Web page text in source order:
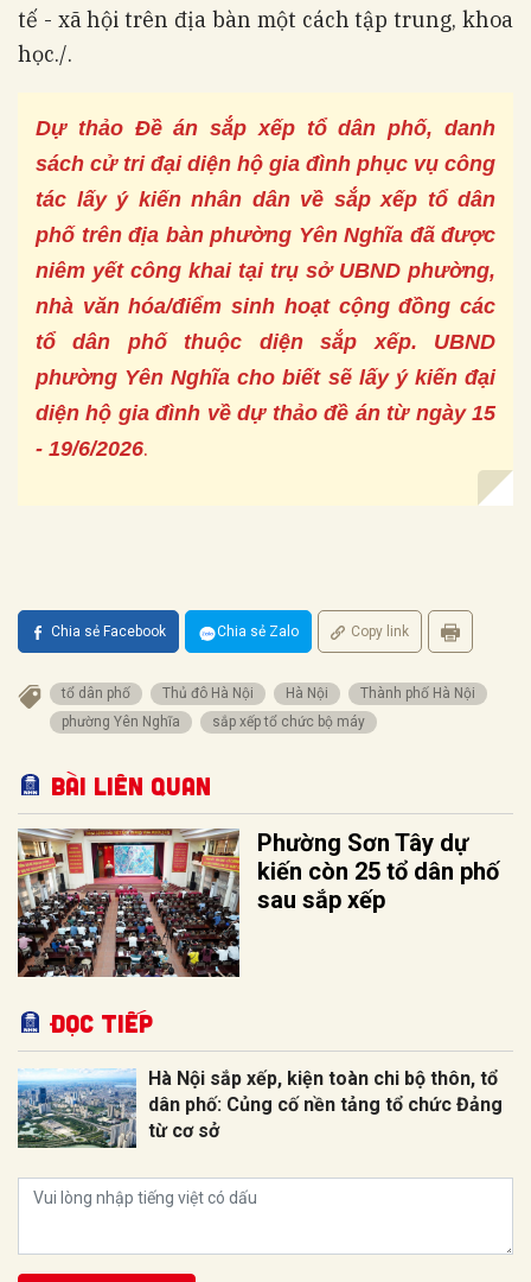
tế - xã hội trên địa bàn một cách tập trung, khoa
học./.
Dự thảo Đề án sắp xếp tổ dân phố, danh
sách cử tri đại diện hộ gia đình phục vụ công
tác lấy ý kiến nhân dân về sắp xếp tổ dân
phố trên địa bàn phường Yên Nghĩa đã được
niêm yết công khai tại trụ sở UBND phường,
nhà văn hóa/điểm sinh hoạt cộng đồng các
tổ dân phố thuộc diện sắp xếp. UBND
phường Yên Nghĩa cho biết sẽ lấy ý kiến đại
diện hộ gia đình về dự thảo đề án từ ngày 15
- 19/6/2026.
Chia sẻ Facebook Chia sẻ Zalo Copy link
tổ dân phố Thủ đô Hà Nội Hà Nội
Thành phố Hà Nội
phường Yên Nghĩa
sắp xếp tổ chức bộ máy
Bài liên quan
Phường Sơn Tây dự
kiến còn 25 tổ dân phố
sau sắp xếp
Đọc tiếp
Hà Nội sắp xếp, kiện toàn chi bộ thôn, tổ
dân phố: Củng cố nền tảng tổ chức Đảng
từ cơ sở